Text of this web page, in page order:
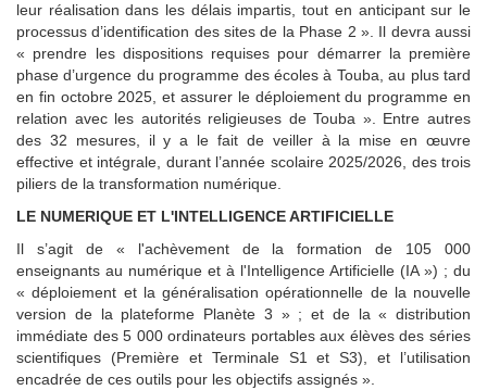
leur réalisation dans les délais impartis, tout en anticipant sur le
processus d’identification des sites de la Phase 2 ». Il devra aussi
« prendre les dispositions requises pour démarrer la première
phase d’urgence du programme des écoles à Touba, au plus tard
en fin octobre 2025, et assurer le déploiement du programme en
relation avec les autorités religieuses de Touba ». Entre autres
des 32 mesures, il y a le fait de veiller à la mise en œuvre
effective et intégrale, durant l’année scolaire 2025/2026, des trois
piliers de la transformation numérique.
LE NUMERIQUE ET L'INTELLIGENCE ARTIFICIELLE
Il s’agit de « l'achèvement de la formation de 105 000
enseignants au numérique et à l'Intelligence Artificielle (IA ») ; du
« déploiement et la généralisation opérationnelle de la nouvelle
version de la plateforme Planète 3 » ; et de la « distribution
immédiate des 5 000 ordinateurs portables aux élèves des séries
scientifiques (Première et Terminale S1 et S3), et l’utilisation
encadrée de ces outils pour les objectifs assignés ».